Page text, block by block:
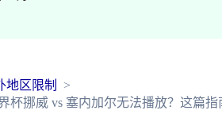
地区限制
杯挪威 vs 塞内加尔无法播放？这篇